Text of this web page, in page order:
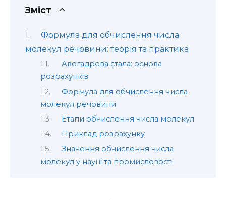
Зміст
Формула для обчислення числа
молекул речовини: теорія та практика
Авогадрова стала: основа
розрахунків
Формула для обчислення числа
молекул речовини
Етапи обчислення числа молекул
Приклад розрахунку
Значення обчислення числа
молекул у науці та промисловості